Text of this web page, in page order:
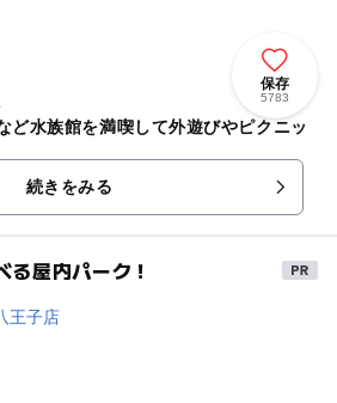
保存
5783
ど水族館を満喫して外遊びやピクニッ
続きをみる
屋内パーク！